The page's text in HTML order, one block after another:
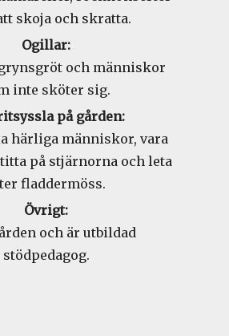
skoja och skratta.
Ogillar:
och människor
inte sköter sig.
på gården:
härliga människor, vara
på stjärnorna och leta
fladdermöss.
Övrigt:
och är utbildad
stödpedagog.